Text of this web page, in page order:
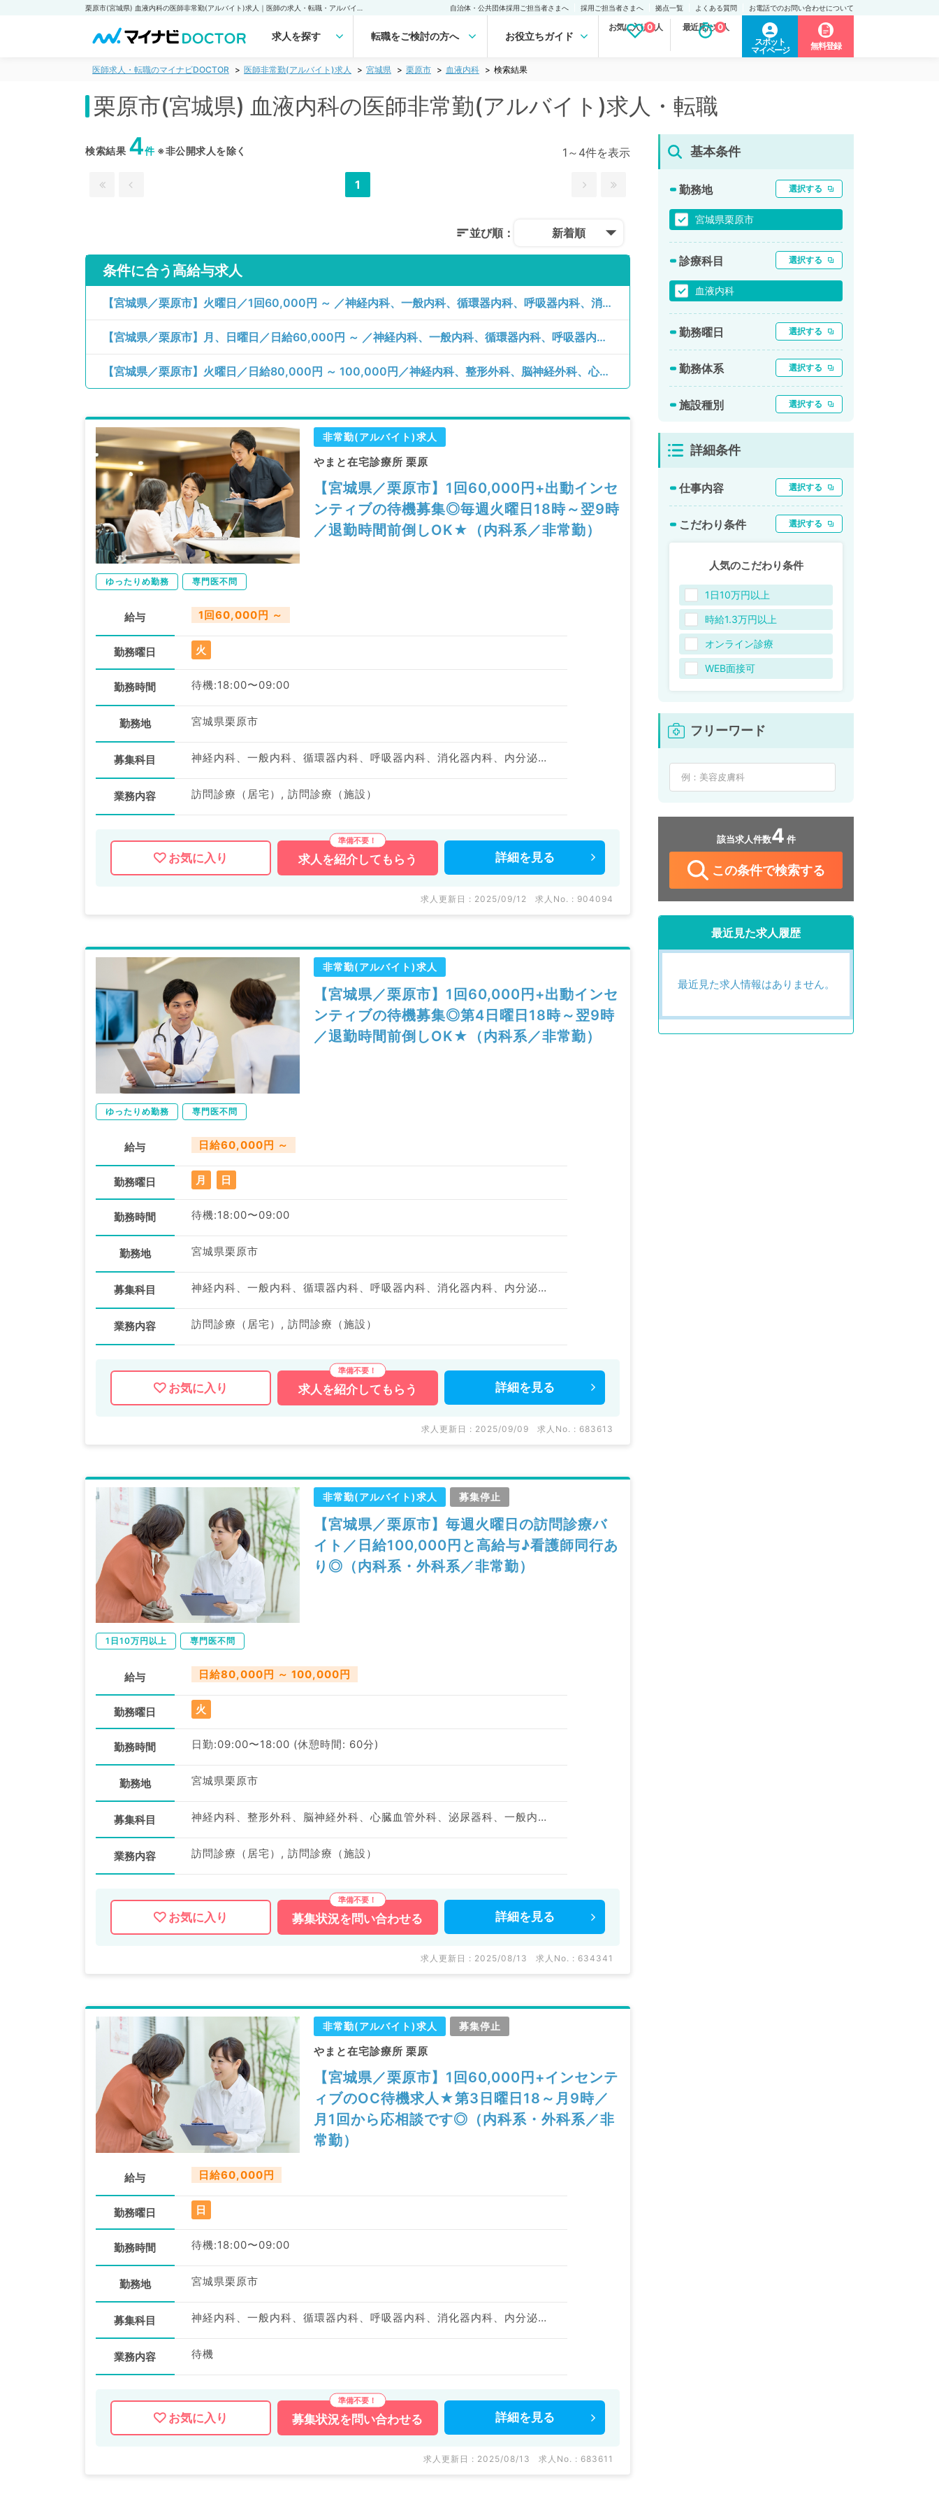
自治体・公共団体採用ご担当者さまへ 採用ご担当者さまへ 拠点一覧 よくある質問 お電話でのお問い合わせについて
求人を探す 転職をご検討の方へ お役立ちガイド
お気に入り求人
0 最近見た求人
0
スポット
マイページ
無料登録
医師求人・転職のマイナビDOCTOR 医師非常勤(アルバイト)求人 宮城県 栗原市 血液内科 検索結果
栗原市(宮城県) 血液内科の医師非常勤(アルバイト)求人・転職
検索結果 4件※非公開求人を除く 1～4件を表示
1
並び順： 新着順
条件に合う高給与求人
【宮城県／栗原市】火曜日／1回60,000円 ～ ／神経内科、一般内科、循環器内科、呼吸器内科、消化器内科、内分泌・代謝内科、腎臓内科、老年内科、血液内科、膠原病科／訪問診療（居宅）、訪問診療（施設）
【宮城県／栗原市】月、日曜日／日給60,000円 ～ ／神経内科、一般内科、循環器内科、呼吸器内科、消化器内科、内分泌・代謝内科、腎臓内科、老年内科、血液内科、膠原病科／訪問診療（居宅）、訪問診療（施設）
【宮城県／栗原市】火曜日／日給80,000円 ～ 100,000円／神経内科、整形外科、脳神経外科、心臓血管外科、泌尿器科、一般内科、循環器内科、呼吸器内科、消化器内科、内分泌・代謝内科、腎臓内科、老年内科、血液内科、外科系全般、一般外科、消化器外科、膠原病科／訪問診療（居宅）、訪問診療（施設）
非常勤(アルバイト)求人
やまと在宅診療所 栗原
【宮城県／栗原市】1回60,000円+出動インセ
ンティブの待機募集◎毎週火曜日18時～翌9時
／退勤時間前倒しOK★（内科系／非常勤）
ゆったりめ勤務 専門医不問
給与 1回60,000円 ～
勤務曜日 火
勤務時間 待機:18:00〜09:00
勤務地 宮城県栗原市
募集科目 神経内科、一般内科、循環器内科、呼吸器内科、消化器内科、内分泌・代謝内科、腎臓内科、老年内科、血液内科、膠原病科
業務内容 訪問診療（居宅）, 訪問診療（施設）
お気に入り 求人を紹介してもらう 詳細を 見る
求人更新日 : 2025/09/12 求人No. : 904094
非常勤(アルバイト)求人
【宮城県／栗原市】1回60,000円+出動インセ
ンティブの待機募集◎第4日曜日18時～翌9時
／退勤時間前倒しOK★（内科系／非常勤）
ゆったりめ勤務 専門医不問
給与 日給60,000円 ～
勤務曜日 月 日
勤務時間 待機:18:00〜09:00
勤務地 宮城県栗原市
募集科目 神経内科、一般内科、循環器内科、呼吸器内科、消化器内科、内分泌・代謝内科、腎臓内科、老年内科、血液内科、膠原病科
業務内容 訪問診療（居宅）, 訪問診療（施設）
お気に入り 求人を紹介してもらう 詳細を 見る
求人更新日 : 2025/09/09 求人No. : 683613
非常勤(アルバイト)求人 募集停止
【宮城県／栗原市】毎週火曜日の訪問診療バ
イト／日給100,000円と高給与♪看護師同行あ
り◎（内科系・外科系／非常勤）
1日10万円以上 専門医不問
給与 日給80,000円 ～ 100,000円
勤務曜日 火
勤務時間 日勤:09:00〜18:00 (休憩時間: 60分)
勤務地 宮城県栗原市
募集科目 神経内科、整形外科、脳神経外科、心臓血管外科、泌尿器科、一般内科、循環器内科、呼吸器内科、消化器内科、内分泌・代謝内科、腎臓内科、老年内科、血液内科、外科系全般、一般外科、消化器外科、膠原病科
業務内容 訪問診療（居宅）, 訪問診療（施設）
お気に入り 募集状況を 問い合わせる 詳細を 見る
求人更新日 : 2025/08/13 求人No. : 634341
非常勤(アルバイト)求人 募集停止
やまと在宅診療所 栗原
【宮城県／栗原市】1回60,000円+インセンテ
ィブのOC待機求人★第3日曜日18～月9時／
月1回から応相談です◎（内科系・外科系／非
常勤）
給与 日給60,000円
勤務曜日 日
勤務時間 待機:18:00〜09:00
勤務地 宮城県栗原市
募集科目 神経内科、一般内科、循環器内科、呼吸器内科、消化器内科、内分泌・代謝内科、腎臓内科、老年内科、血液内科、膠原病科、科目不問
業務内容 待機
お気に入り 募集状況を 問い合わせる 詳細を 見る
求人更新日 : 2025/08/13 求人No. : 683611
基本条件
勤務地 選択する
宮城県栗原市
診療科目 選択する
血液内科
勤務曜日 選択する
勤務体系 選択する
施設種別 選択する
詳細条件
仕事内容 選択する
こだわり条件 選択する
人気のこだわり条件
1日10万円以上
時給1.3万円以上
オンライン診療
WEB面接可
フリーワード
該当求人件数4 件
この条件で検索する
最近見た求人履歴
最近見た求人情報はありません。